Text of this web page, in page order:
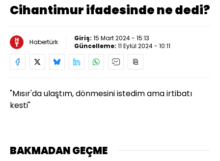
Cihantimur ifadesinde ne dedi?
Habertürk Giriş: 15 Mart 2024 - 15:13
Güncelleme: 11 Eylül 2024 - 10:11
"Mısır'da ulaştım, dönmesini istedim ama irtibatı
kesti"
BAKMADAN GEÇME